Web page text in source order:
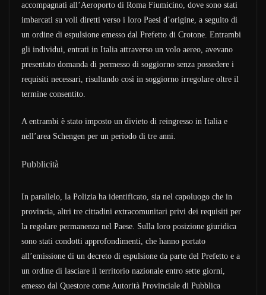
accompagnati all’Aeroporto di Roma Fiumicino, dove sono stati
imbarcati su voli diretti verso i loro Paesi d’origine, a seguito di
un ordine di espulsione emesso dal Prefetto di Crotone. Entrambi
gli individui, entrati in Italia attraverso un volo aereo, avevano
presentato domanda di permesso di soggiorno senza possedere i
requisiti necessari, risultando così in soggiorno irregolare oltre il
termine consentito.
A entrambi è stato imposto un divieto di reingresso in Italia e
nell’area Schengen per un periodo di tre anni.
Pubblicità
In parallelo, la Polizia ha identificato, sia nel capoluogo che in
provincia, altri tre cittadini extracomunitari privi dei requisiti per
la regolare permanenza nel Paese. Sulla loro posizione giuridica
sono stati condotti approfondimenti, che hanno portato
all’emissione di un decreto di espulsione da parte del Prefetto e a
un ordine di lasciare il territorio nazionale entro sette giorni,
emesso dal Questore come Autorità Provinciale di Pubblica